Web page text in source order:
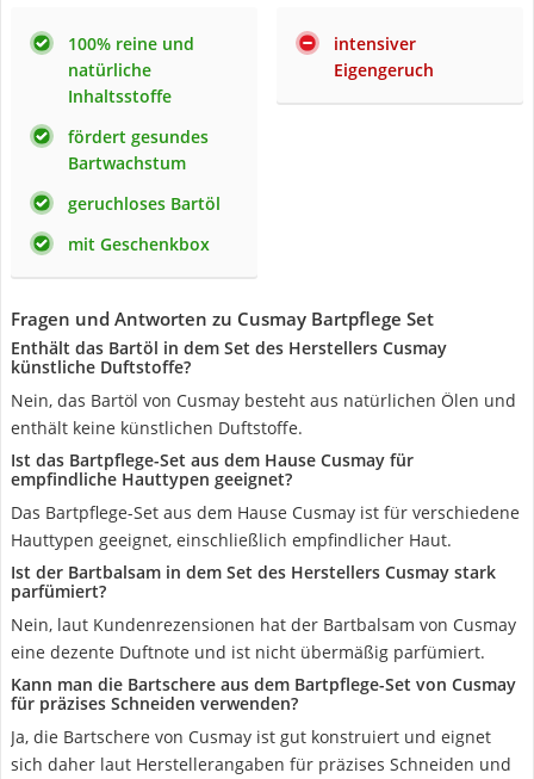
100% reine und
natürliche
Inhaltsstoffe
fördert gesundes
Bartwachstum
geruchloses Bartöl
mit Geschenkbox
intensiver
Eigengeruch
Fragen und Antworten zu Cusmay Bartpflege Set
Enthält das Bartöl in dem Set des Herstellers Cusmay
künstliche Duftstoffe?
Nein, das Bartöl von Cusmay besteht aus natürlichen Ölen und
enthält keine künstlichen Duftstoffe.
Ist das Bartpflege-Set aus dem Hause Cusmay für
empfindliche Hauttypen geeignet?
Das Bartpflege-Set aus dem Hause Cusmay ist für verschiedene
Hauttypen geeignet, einschließlich empfindlicher Haut.
Ist der Bartbalsam in dem Set des Herstellers Cusmay stark
parfümiert?
Nein, laut Kundenrezensionen hat der Bartbalsam von Cusmay
eine dezente Duftnote und ist nicht übermäßig parfümiert.
Kann man die Bartschere aus dem Bartpflege-Set von Cusmay
für präzises Schneiden verwenden?
Ja, die Bartschere von Cusmay ist gut konstruiert und eignet
sich daher laut Herstellerangaben für präzises Schneiden und